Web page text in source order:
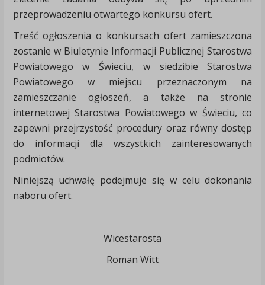
przeprowadzeniu otwartego konkursu ofert.
Treść ogłoszenia o konkursach ofert zamieszczona
zostanie w Biuletynie Informacji Publicznej Starostwa
Powiatowego w Świeciu, w siedzibie Starostwa
Powiatowego w miejscu przeznaczonym na
zamieszczanie ogłoszeń, a także na stronie
internetowej Starostwa Powiatowego w Świeciu, co
zapewni przejrzystość procedury oraz równy dostęp
do informacji dla wszystkich zainteresowanych
podmiotów.
Niniejszą uchwałę podejmuje się w celu dokonania
naboru ofert.
Wicestarosta
Roman Witt